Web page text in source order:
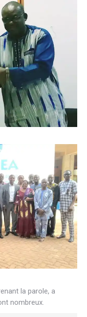
la parole, a
nombreux.